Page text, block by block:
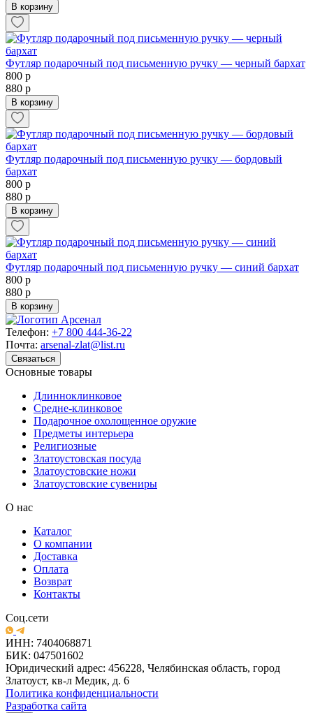
В корзину
Футляр подарочный под письменную ручку — черный бархат
800 р
880 р
В корзину
Футляр подарочный под письменную ручку — бордовый
бархат
800 р
880 р
В корзину
Футляр подарочный под письменную ручку — синий бархат
800 р
880 р
В корзину
Телефон: +7 800 444-36-22
Почта: arsenal-zlat@list.ru
Связаться
Основные товары
Длинноклинковое
Средне-клинковое
Подарочное охолощенное оружие
Предметы интерьера
Религиозные
Златоустовская посуда
Златоустовские ножи
Златоустовские сувениры
О нас
Каталог
О компании
Доставка
Оплата
Возврат
Контакты
Соц.сети
ИНН: 7404068871
БИК: 047501602
Юридический адрес: 456228, Челябинская область, город
Златоуст, кв-л Медик, д. 6
Политика конфиденциальности
Разработка сайта